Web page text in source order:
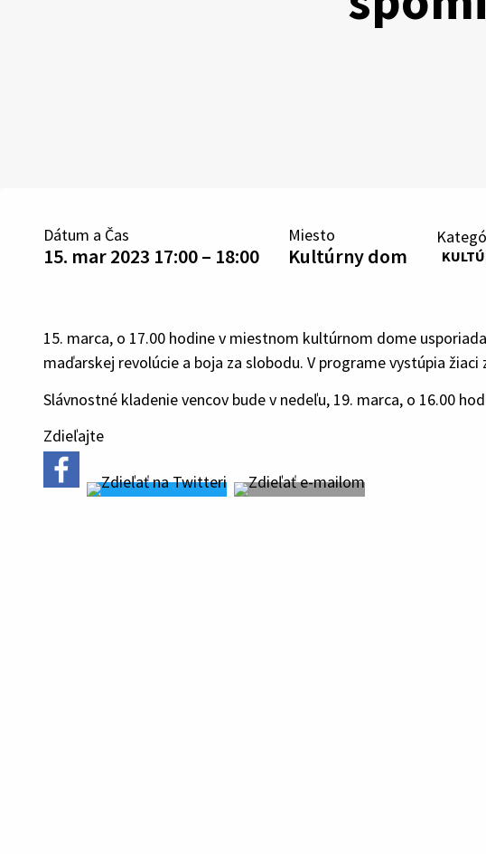
Dátum a Čas
15. mar 2023 17:00 – 18:00
Miesto
Kultúrny dom
15. marca, o 17.00 hodine v miestnom kultúrnom dome
maďarskej revolúcie a boja za slobodu. V programe vystúpia
Slávnostné kladenie vencov bude v nedeľu, 19. marca, o 16.00
Zdieľajte